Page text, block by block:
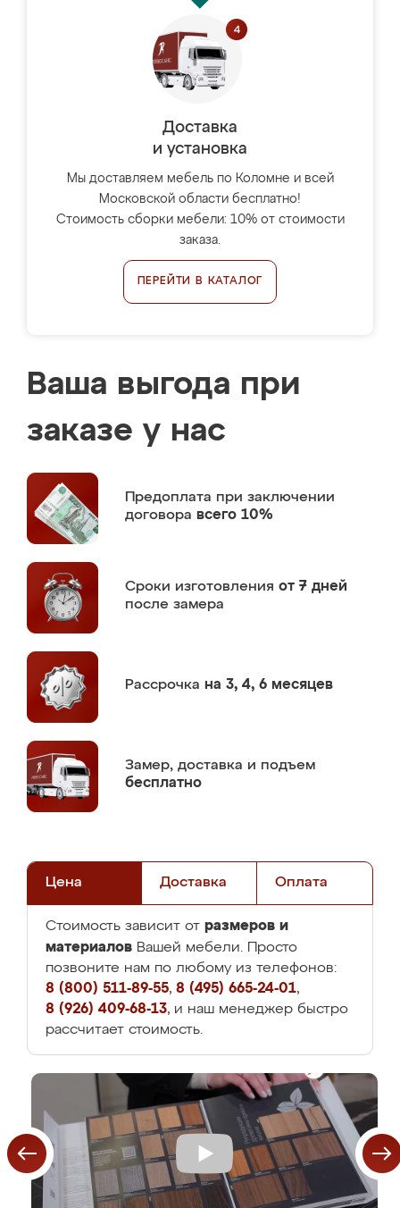
Доставка
и установка
Мы доставляем мебель по Коломне и всей
Московской области бесплатно!
Стоимость сборки мебели: 10% от стоимости
заказа.
ПЕРЕЙТИ В КАТАЛОГ
Ваша выгода при
заказе у нас
Предоплата при заключении
договора всего 10%
Сроки изготовления от 7 дней
после замера
Рассрочка на 3, 4, 6 месяцев
Замер, доставка и подъем
бесплатно
Цена Доставка Оплата
Стоимость зависит от размеров и
материалов Вашей мебели. Просто
позвоните нам по любому из телефонов:
8 (800) 511-89-55, 8 (495) 665-24-01,
8 (926) 409-68-13, и наш менеджер быстро
рассчитает стоимость.